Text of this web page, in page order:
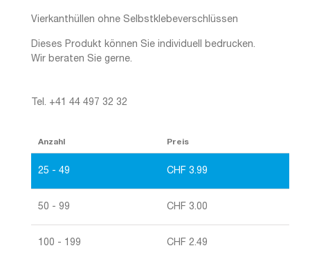
Vierkanthüllen ohne Selbstklebeverschlüssen
Dieses Produkt können Sie individuell bedrucken.
Wir beraten Sie gerne.
Tel. +41 44 497 32 32
Anzahl Preis
25 - 49 CHF 3.99
50 - 99 CHF 3.00
100 - 199 CHF 2.49